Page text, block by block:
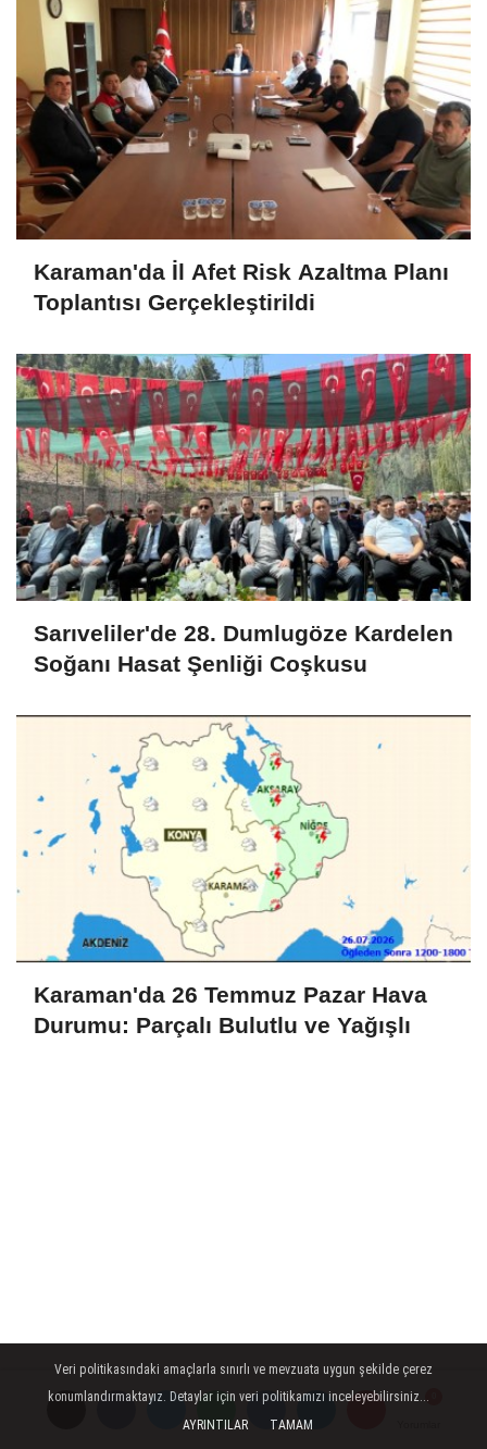
Karaman'da İl Afet Risk Azaltma Planı
Toplantısı Gerçekleştirildi
Sarıveliler'de 28. Dumlugöze Kardelen
Soğanı Hasat Şenliği Coşkusu
Karaman'da 26 Temmuz Pazar Hava
Durumu: Parçalı Bulutlu ve Yağışlı
SON HABERLER
Veri politikasındaki amaçlarla sınırlı ve mevzuata uygun şekilde çerez
konumlandırmaktayız. Detaylar için veri politikamızı inceleyebilirsiniz...
AYRINTILAR
TAMAM